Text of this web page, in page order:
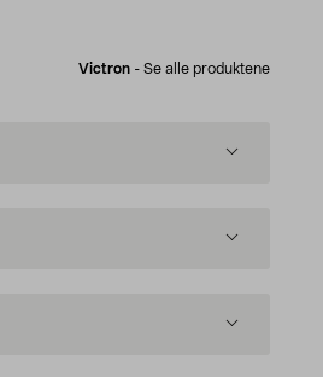
Victron - Se alle produktene